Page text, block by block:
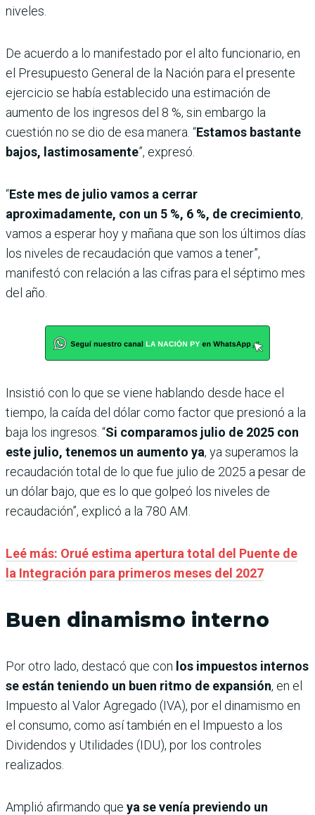
niveles.
De acuerdo a lo manifestado por el alto funcionario, en
el Presupuesto General de la Nación para el presente
ejercicio se había establecido una estimación de
aumento de los ingresos del 8 %, sin embargo la
cuestión no se dio de esa manera. “Estamos bastante
bajos, lastimosamente”, expresó.
“Este mes de julio vamos a cerrar
aproximadamente, con un 5 %, 6 %, de crecimiento,
vamos a esperar hoy y mañana que son los últimos días
los niveles de recaudación que vamos a tener”,
manifestó con relación a las cifras para el séptimo mes
del año.
Insistió con lo que se viene hablando desde hace el
tiempo, la caída del dólar como factor que presionó a la
baja los ingresos. “Si comparamos julio de 2025 con
este julio, tenemos un aumento ya, ya superamos la
recaudación total de lo que fue julio de 2025 a pesar de
un dólar bajo, que es lo que golpeó los niveles de
recaudación”, explicó a la 780 AM.
Leé más: Orué estima apertura total del Puente de
la Integración para primeros meses del 2027
Buen dinamismo interno
Por otro lado, destacó que con los impuestos internos
se están teniendo un buen ritmo de expansión, en el
Impuesto al Valor Agregado (IVA), por el dinamismo en
el consumo, como así también en el Impuesto a los
Dividendos y Utilidades (IDU), por los controles
realizados.
Amplió afirmando que ya se venía previendo un